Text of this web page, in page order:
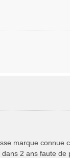
marque connue
2 ans faute